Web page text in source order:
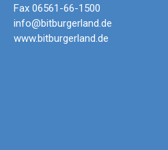
Fax 06561-66-1500
info@bitburgerland.de
www.bitburgerland.de